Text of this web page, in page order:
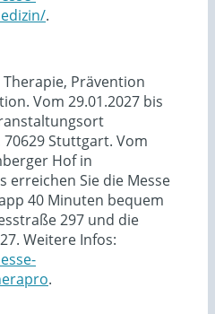
.
Prävention
Vom 29.01.2027 bis
70629 Stuttgart. Vom
Hof in
erreichen Sie die Messe
40 Minuten bequem
297 und die
Weitere Infos:
.